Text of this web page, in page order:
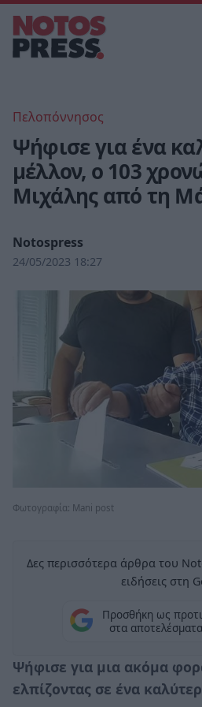
Πελοπόννησος
Ψήφισε για ένα
μέλλον, ο 103
Μιχάλης από τη
Notospress
24/05/2023 18:27
Φωτογραφία: Mani post
Δες περισσότερα άρθρα του
ειδήσεις στη
Προσθήκη ως
στα
Ψήφισε για μια ακόμα
ελπίζοντας σε ένα